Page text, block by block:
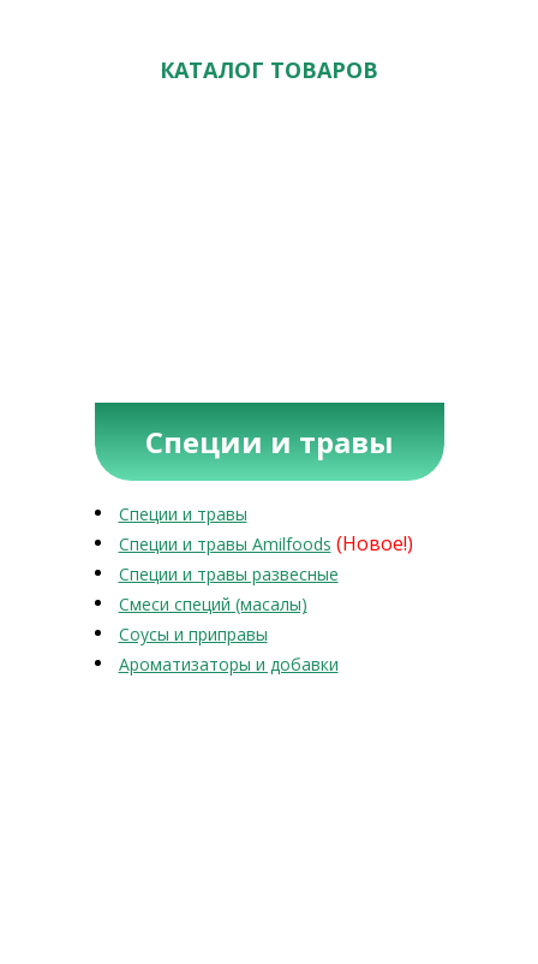
КАТАЛОГ ТОВАРОВ
Специи и травы
Специи и травы
Специи и травы Amilfoods (Новое!)
Специи и травы развесные
Смеси специй (масалы)
Соусы и приправы
Ароматизаторы и добавки